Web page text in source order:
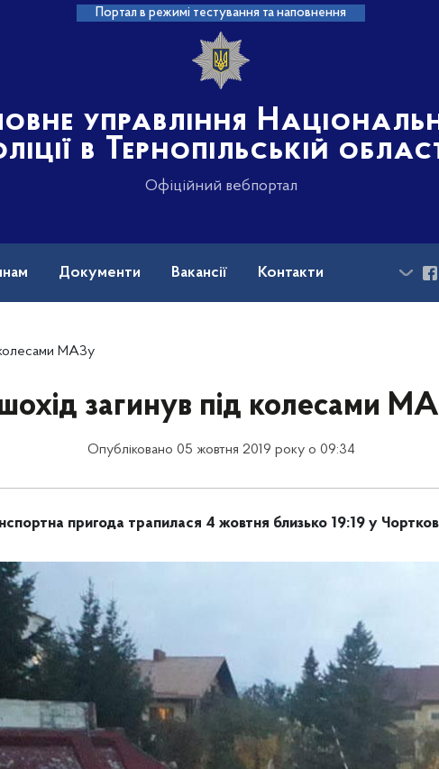
Портал в режимі тестування та наповнення
управління
в Тернопільській
Офіційний вебпортал
Документи Вакансії Контакти
колесами МАЗу
загинув під колесами
Опубліковано 05 жовтня 2019 року о 09:34
пригода трапилася 4 жовтня близько 19:19 у